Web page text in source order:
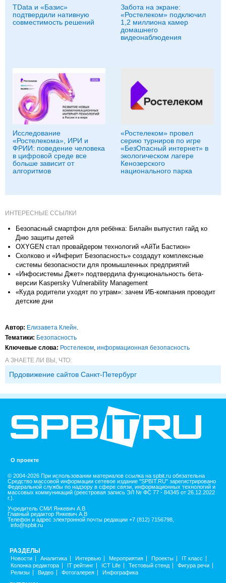
TData и «Базис»
подтвердили нативную
совместимость решений
Забота на экране:
«Ростелеком» подключил
1,2 миллиона камер
домашнего
видеонаблюдения
Исследование
«Ростелекома», ИРИ и
ФРИИ: поведение человека
в цифровой среде все
больше зависит от
алгоритмов
«Ростелеком» провел
серию турниров по игре
«БезОпасный интернет» в
экологическом лагере
Кенозерского
национального парка
ИНТЕРЕСНЫЕ ССЫЛКИ
Безопасный смартфон для ребёнка: Билайн выпустил гайд ко
Дню защиты детей
OXYGEN стал провайдером технологий «АйТи Бастион»
Сколково и «Инферит Безопасность» создадут комплексные
системы безопасности для промышленных предприятий
«Инфосистемы Джет» подтвердила функциональность бета-
версии Kaspersky Vulnerability Management
«Куда родители уходят по утрам»: зачем ИБ-компания проводит
детские дни
Автор: Елизавета Клейн.
Тематики: Безопасность
Ключевые слова: Ростелеком, информационная безопасность
А ЗНАЕТЕ ЛИ ВЫ, ЧТО:
Прдовижение сайтов Санкт-Петербург
О проекте
© 2004-2026 При использовании материалов ссылка на spbit.ru обязательна
Средство массовой информации сетевое издание "SPBIT.RU" зарегистрировано
Федеральной службы по надзору в сфере связи, информационных технологий и
массовых коммуникаций (реестровая запись ЭЛ № ФС 77 - 84345 от 26.12.2022
г.).
Учредитель СМИ Янкевич А.В
Главный редактор Янкевич А.В
Телефон и адрес электронной почты редакции +7 (812) 7156798,
info@spbit.ru
РАЗДЕЛЫ
Новости Аналитика Интервью Мероприятия Проекты
IT класс
Колонка редактора
IT рейтинг ICT Life Тестовый стенд
Фигура речи
Релизы
Видео Фотогалерея Инфографика